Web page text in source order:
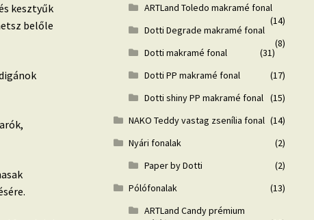
kesztyűk
belőle
ARTLand Toledo makramé fonal
(14)
Dotti Degrade makramé fonal
(8)
Dotti makramé fonal
(31)
Dotti PP makramé fonal
(17)
Dotti shiny PP makramé fonal (15)
NAKO Teddy vastag zsenília fonal (14)
Nyári fonalak
(2)
Paper by Dotti
(2)
Pólófonalak
(13)
ARTLand Candy prémium